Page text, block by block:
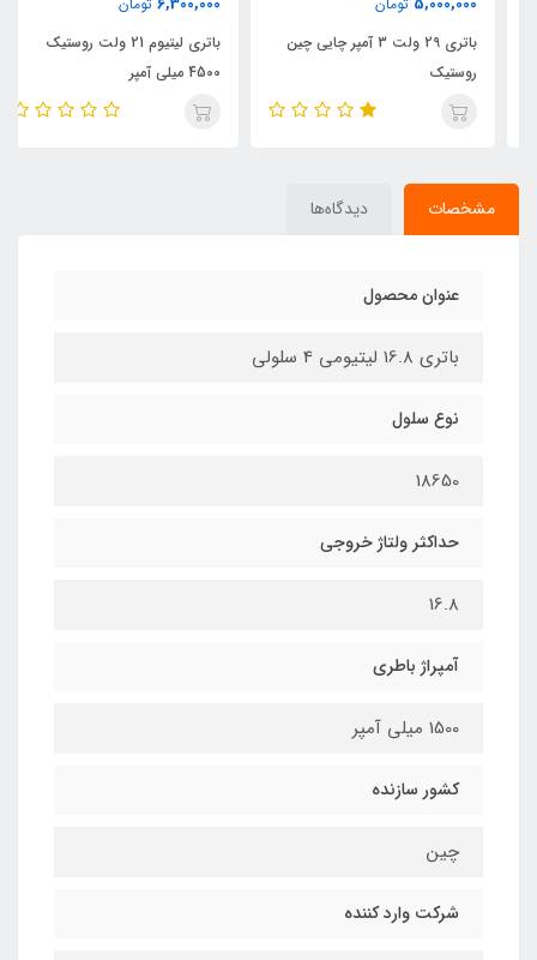
باتری 29 ولت 3 آمپر چایی چین
روستیک
باتری لیتیوم 21 ولت روستیک
4500 میلی آمپر
مشخصات دیدگاه‌ها
عنوان محصول
باتری 16.8 لیتیومی 4 سلولی
نوع سلول
18650
حداکثر ولتاژ خروجی
16.8
آمپراژ باطری
1500 میلی آمپر
کشور سازنده
چین
شرکت وارد کننده